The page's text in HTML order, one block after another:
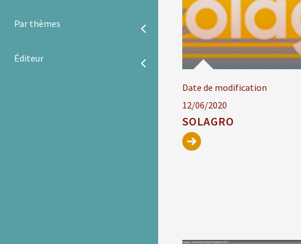
Par thèmes
Éditeur
Date de modification
12/06/2020
SOLAGRO